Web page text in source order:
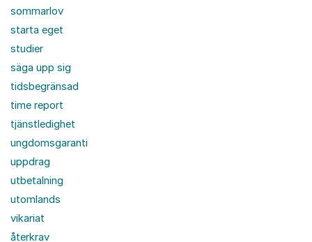
sommarlov
starta eget
studier
säga upp sig
tidsbegränsad
time report
tjänstledighet
ungdomsgaranti
uppdrag
utbetalning
utomlands
vikariat
återkrav